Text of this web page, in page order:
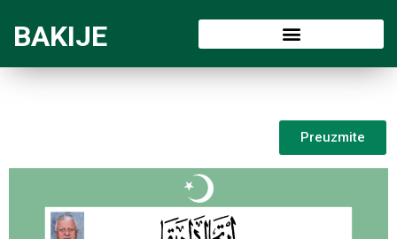
BAKIJE
Preuzmite